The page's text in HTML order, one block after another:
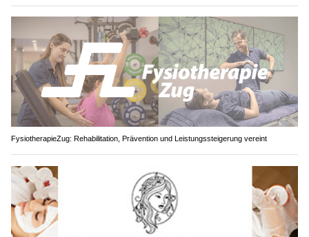
FysiotherapieZug: Rehabilitation, Prävention und Leistungssteigerung vereint